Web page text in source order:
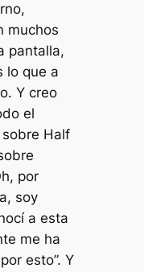
muchos
pantalla,
lo que a
Y creo
el
Half
por
soy
a esta
me ha
esto”. Y